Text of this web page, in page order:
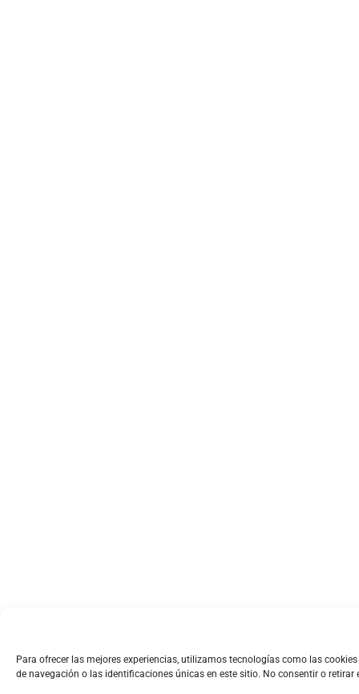
Para ofrecer las mejores experiencias, utilizamos tecnologías como las
de navegación o las identificaciones únicas en este sitio. No consentir o